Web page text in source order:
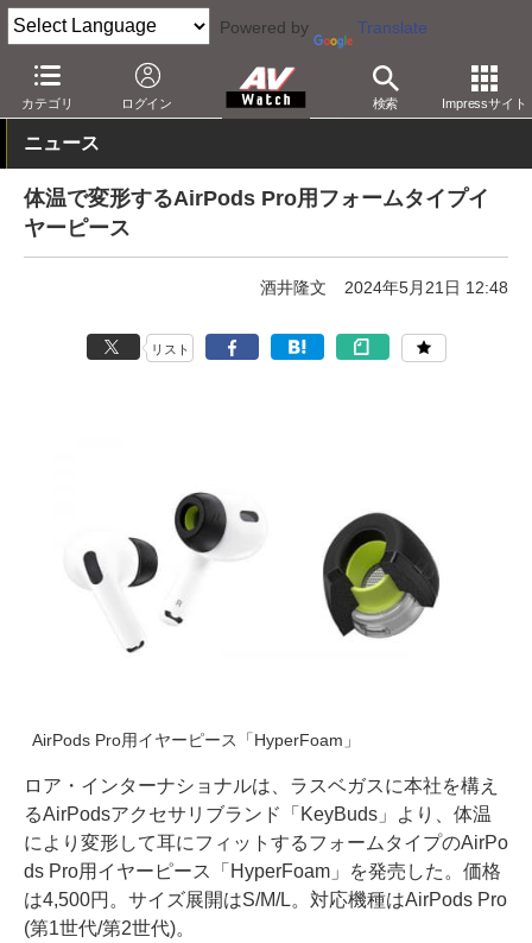
Powered by Translate
カテゴリ ログイン 検索 Impressサイト
AV Watch 製品 オーディオアクセサリ
ニュース
体温で変形するAirPods Pro用フォームタイプイ
ヤーピース
酒井隆文 2024年5月21日 12:48
リスト
AirPods Pro用イヤーピース「HyperFoam」
ロア・インターナショナルは、ラスベガスに本社を構え
るAirPodsアクセサリブランド「KeyBuds」より、体温
により変形して耳にフィットするフォームタイプのAirPo
ds Pro用イヤーピース「HyperFoam」を発売した。価格
は4,500円。サイズ展開はS/M/L。対応機種はAirPods Pro
(第1世代/第2世代)。